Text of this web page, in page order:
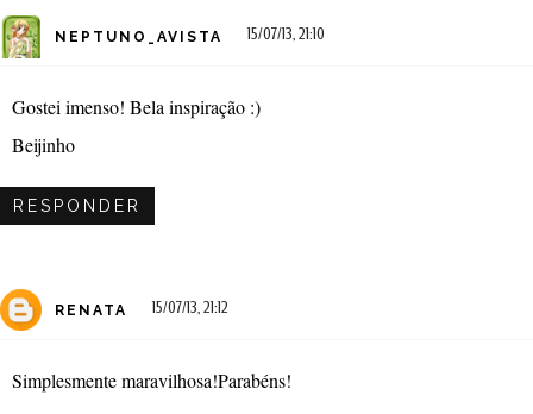
NEPTUNO_AVISTA 15/07/13, 21:10
Gostei imenso! Bela inspiração :)
Beijinho
RESPONDER
RENATA 15/07/13, 21:12
Simplesmente maravilhosa!Parabéns!